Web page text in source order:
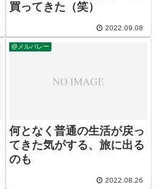
買ってきた（笑）
2022.09.08
@メルバレー
何となく普通の生活が戻っ
てきた気がする、旅に出る
のも
2022.08.26